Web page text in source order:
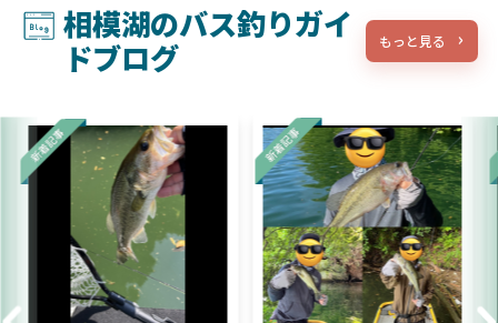
相模湖のバス釣りガイ
ドブログ
もっと見る